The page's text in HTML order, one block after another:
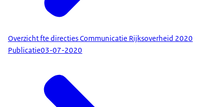
Overzicht fte directies Communicatie Rijksoverheid 2020
Publicatie03-07-2020